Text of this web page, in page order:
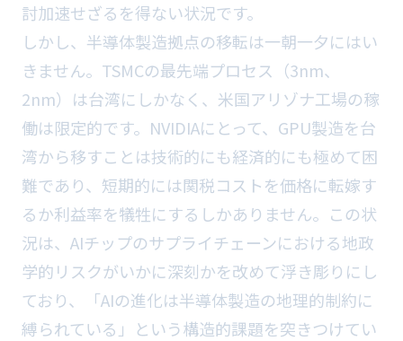
討加速せざるを得ない状況です。
しかし、半導体製造拠点の移転は一朝一夕にはい
きません。TSMCの最先端プロセス（3nm、
2nm）は台湾にしかなく、米国アリゾナ工場の稼
働は限定的です。NVIDIAにとって、GPU製造を台
湾から移すことは技術的にも経済的にも極めて困
難であり、短期的には関税コストを価格に転嫁す
るか利益率を犠牲にするしかありません。この状
況は、AIチップのサプライチェーンにおける地政
学的リスクがいかに深刻かを改めて浮き彫りにし
ており、「AIの進化は半導体製造の地理的制約に
縛られている」という構造的課題を突きつけてい